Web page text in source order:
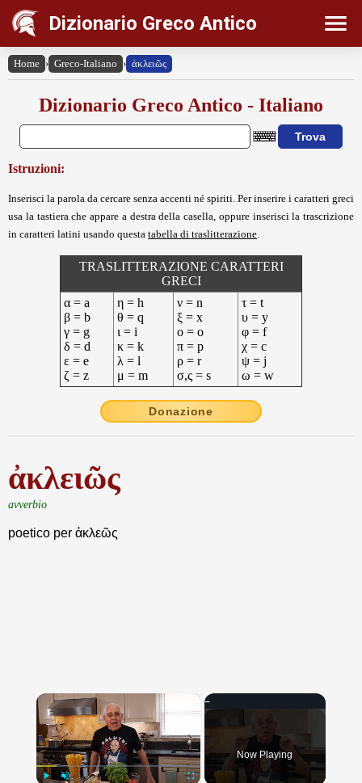
Dizionario Greco Antico
Home › Greco-Italiano › ἀκλειῶς
Dizionario Greco Antico - Italiano
Istruzioni:
Inserisci la parola da cercare senza accenti né spiriti. Per inserire i caratteri greci
usa la tastiera che appare a destra della casella, oppure inserisci la trascrizione
in caratteri latini usando questa tabella di traslitterazione
TRASLITTERAZIONE CARATTERI
GRECI
α = a
β = b
γ = g
δ = d
ε = e
ζ = z
η = h
θ = q
ι = i
κ = k
λ = l
μ = m
ν = n
ξ = x
ο = o
π = p
ρ = r
σ,ς = s
τ = t
υ = y
φ = f
χ = c
ψ = j
ω = w
Donazione
ἀκλειῶς
avverbio
poetico per ἀκλεῶς
Now Playing